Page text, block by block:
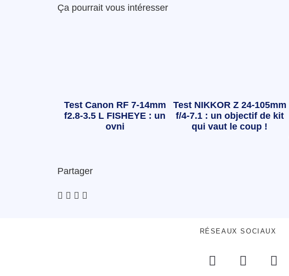
Ça pourrait vous intéresser
Test Canon RF 7-14mm
f2.8-3.5 L FISHEYE : un
ovni
Test NIKKOR Z 24-105mm
f/4-7.1 : un objectif de kit
qui vaut le coup !
Partager
RÉSEAUX SOCIAUX